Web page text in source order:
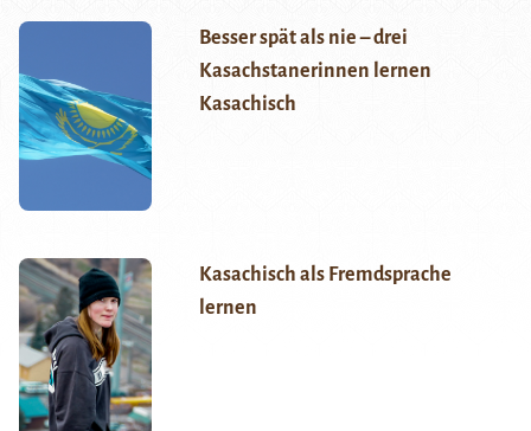
Besser spät als nie – drei
Kasachstanerinnen lernen
Kasachisch
Kasachisch als Fremdsprache
lernen